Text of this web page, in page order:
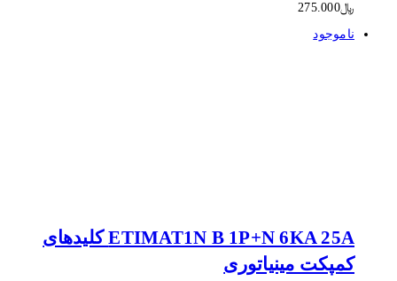
﷼275.000
ناموجود
ETIMAT1N B 1P+N 6KA 25A کلیدهای
کمپکت مینیاتوری